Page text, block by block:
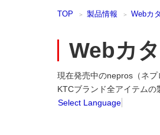
TOP 製品情報 Webカ
Webカ
現在発売中のnepros（ネ
KTCブランド全アイテムの
Select Language